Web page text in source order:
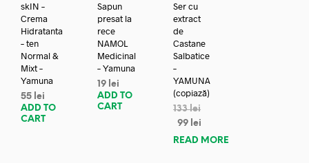
skIN –
Crema
Hidratanta
– ten
Normal &
Mixt –
Yamuna
55 lei
ADD TO
CART
Sapun
presat la
rece
NAMOL
Medicinal
– Yamuna
19 lei
ADD TO
CART
Ser cu
extract
de
Castane
Salbatice
–
YAMUNA
(copiază)
133lei
99 lei
READ MORE